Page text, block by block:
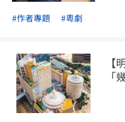
#作者專題 #粵劇